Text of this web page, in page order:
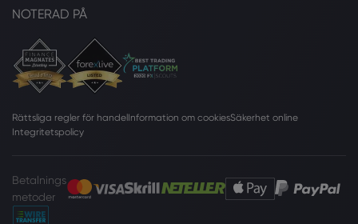
NOTERAD PÅ
Rättsliga regler för handelInformation om cookiesSäkerhet online
Integritetspolicy
Betalnings
metoder